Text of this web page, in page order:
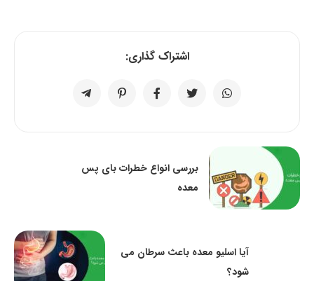
اشتراک گذاری:
بررسی انواع خطرات بای پس
معده
آیا اسلیو معده باعث سرطان می
شود؟